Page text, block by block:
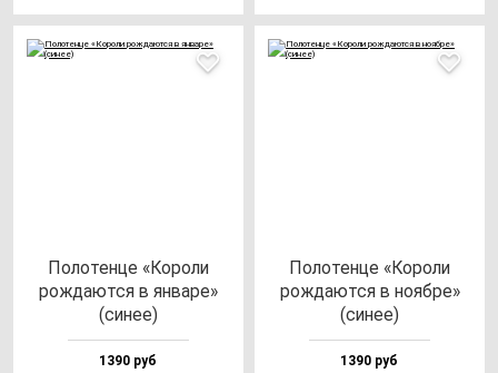
Поло­тен­це «Коро­ли
рож­да­ют­ся в ян­ва­ре»
(си­нее)
1390 руб
Поло­тен­це «Коро­ли
рож­да­ют­ся в но­яб­ре»
(си­нее)
1390 руб